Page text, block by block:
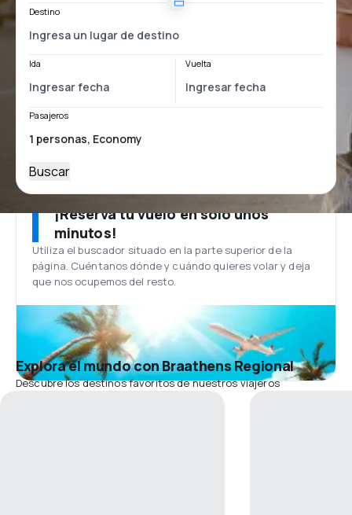
Destino
Ida Vuelta
Pasajeros
Buscar
¡Reserva tu vuelo en solo unos
minutos!
Utiliza el buscador situado en la parte superior de la
página. Cuéntanos dónde y cuándo quieres volar y deja
que nos ocupemos del resto.
Explora el mundo con Braathens Regional
Descubre los destinos favoritos de nuestros viajeros